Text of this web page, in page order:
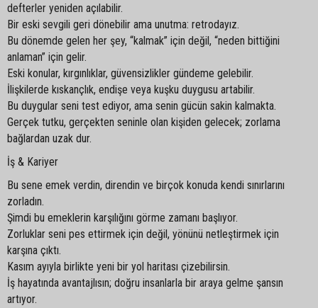
defterler yeniden açılabilir.
Bir eski sevgili geri dönebilir ama unutma: retrodayız.
Bu dönemde gelen her şey, “kalmak” için değil, “neden bittiğini
anlaman” için gelir.
Eski konular, kırgınlıklar, güvensizlikler gündeme gelebilir.
İlişkilerde kıskançlık, endişe veya kuşku duygusu artabilir.
Bu duygular seni test ediyor, ama senin gücün sakin kalmakta.
Gerçek tutku, gerçekten seninle olan kişiden gelecek; zorlama
bağlardan uzak dur.
İş & Kariyer
Bu sene emek verdin, direndin ve birçok konuda kendi sınırlarını
zorladın.
Şimdi bu emeklerin karşılığını görme zamanı başlıyor.
Zorluklar seni pes ettirmek için değil, yönünü netleştirmek için
karşına çıktı.
Kasım ayıyla birlikte yeni bir yol haritası çizebilirsin.
İş hayatında avantajlısın; doğru insanlarla bir araya gelme şansın
artıyor.